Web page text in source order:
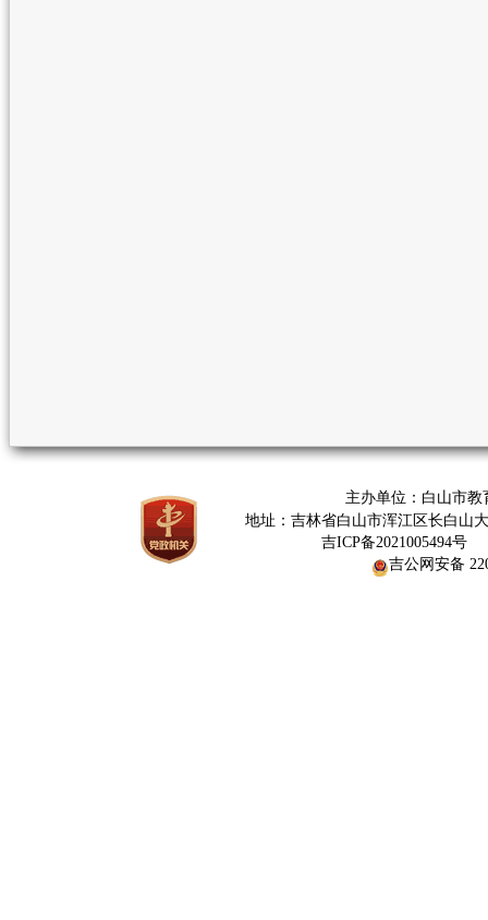
主办单位：白山市
地址：吉林省白山市浑江区长白山
吉ICP备2021005494号
吉公网安备